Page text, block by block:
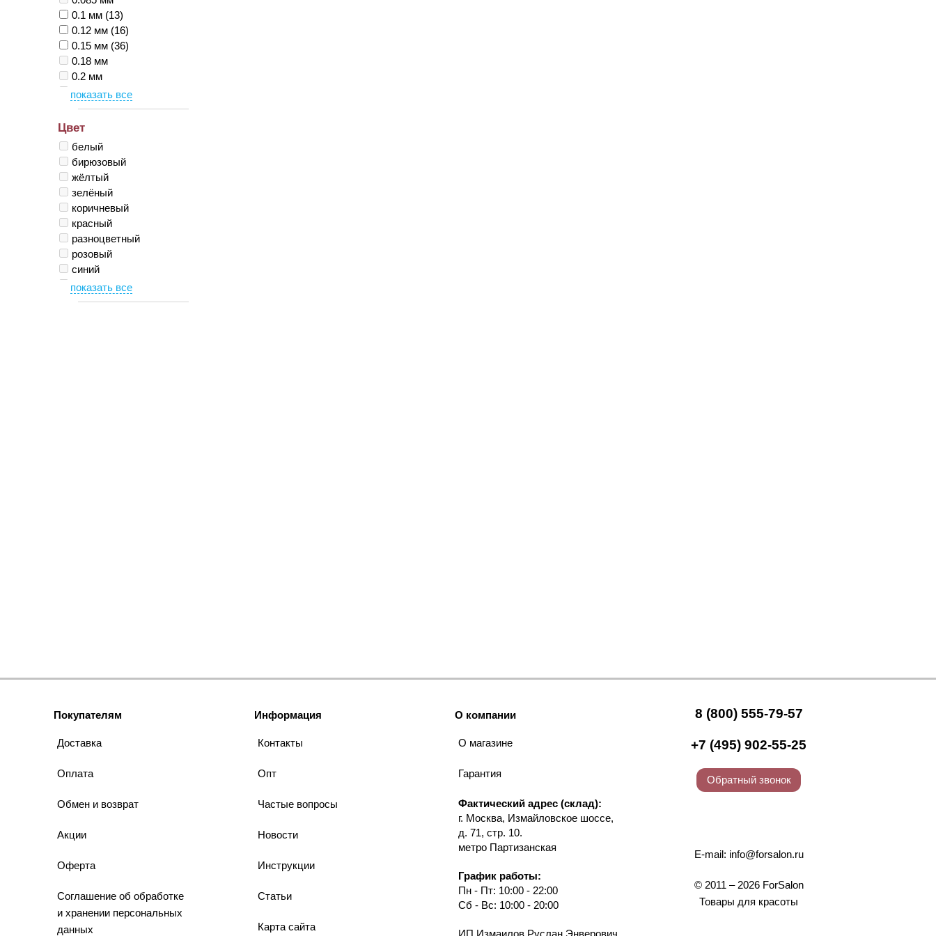
13 мм (6)
13-16 мм
13.5 мм
14 мм(2)
15 мм
15-18 мм
16 мм
17 мм
18 мм
19 мм
mix мм
0.1 мм (13)
0.12 мм (16)
0.15 мм (36)
0.18 мм
0.2 мм
0.23 мм
0.25 мм
Цвет
белый
бирюзовый
жёлтый
зелёный
коричневый
красный
разноцветный
розовый
синий
сиреневый
фиолетовый
Покупателям
Доставка
Оплата
Обмен и возврат
Акции
Оферта
Соглашение об обработке
и хранении персональных
данных
Информация
Контакты
Опт
Частые вопросы
Новости
Инструкции
Статьи
Карта сайта
О компании
О магазине
Гарантия
Фактический адрес (склад):
г. Москва, Измайловское шоссе,
д. 71, стр. 10.
метро Партизанская
График работы:
Пн - Пт: 10:00 - 22:00
Сб - Вс: 10:00 - 20:00
ИП Измаилов Руслан Энверович
8 (800) 555-79-57
+7 (495) 902-55-25
Обратный звонок
E-mail: info@forsalon.ru
© 2011 – 2026 ForSalon
Товары для красоты